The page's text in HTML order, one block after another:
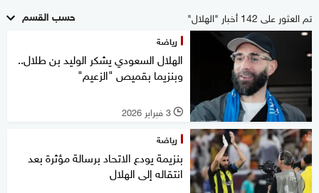
حسب القسم تم العثور على 142 أخبار "الهلال"
رياضة
الهلال السعودي يشكر الوليد بن طلال..
وبنزيما بقميص "الزعيم"
l 3 فبراير 2026
رياضة
بنزيمة يودع الاتحاد برسالة مؤثرة بعد
انتقاله إلى الهلال